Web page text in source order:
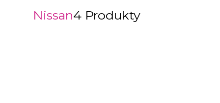
Nissan4 Produkty